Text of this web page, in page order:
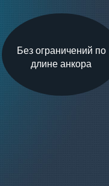
Без ограничений по
длине анкора